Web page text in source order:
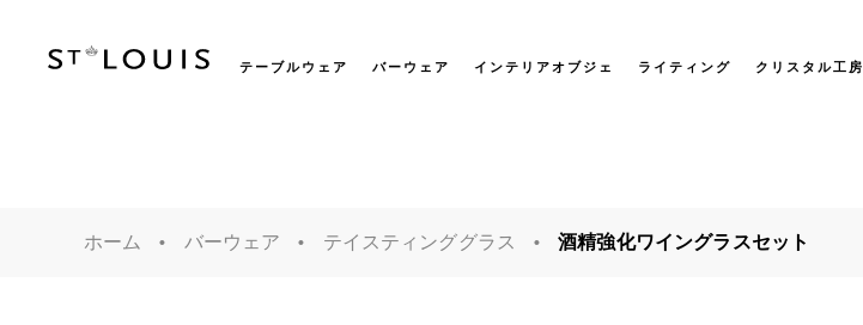
テーブルウェア バーウェア インテリアオブジェ ライティング クリスタル工房
ホーム バーウェア テイスティンググラス 酒精強化ワイングラスセット